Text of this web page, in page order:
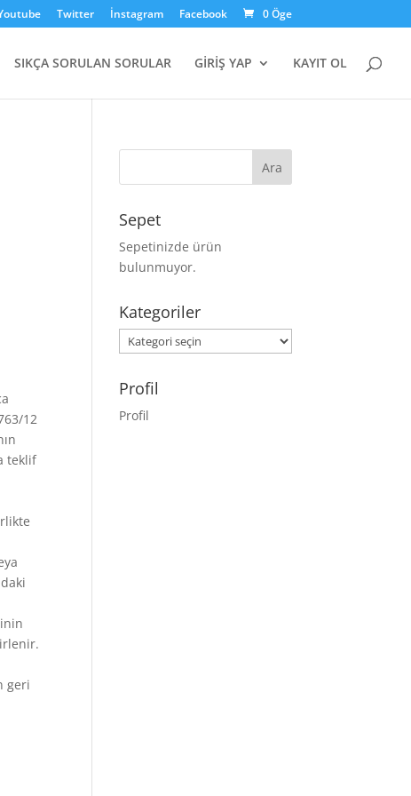
Twitter İnstagram Facebook 0 Öge
SIKÇA SORULAN SORULAR GİRİŞ YAP KAYIT OL
12
teklif
geri
Sepet
Sepetinizde ürün
bulunmuyor.
Kategoriler
Kategoriler
Profil
Profil